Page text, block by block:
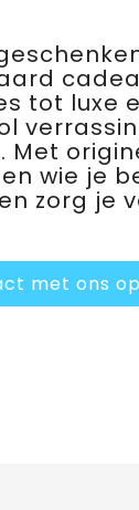
tot luxe
Met
wie je
zorg je
met ons op